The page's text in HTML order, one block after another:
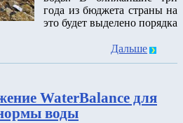
года из бюджета страны на
это будет выделено порядка
Дальше
WaterBalance для
воды